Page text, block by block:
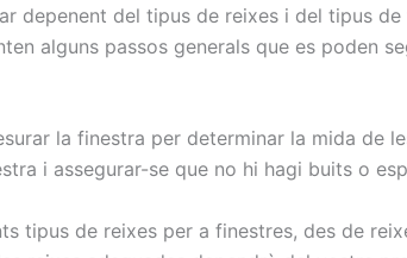
depenent del tipus de reixes i del tipus
alguns passos generals que es poden
la finestra per determinar la mida de
i assegurar-se que no hi hagi buits o
tipus de reixes per a finestres, des de